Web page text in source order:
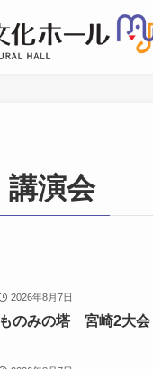
講演会
2026年8月7日
ものみの塔 宮崎2大会